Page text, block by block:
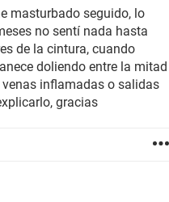
masturbado seguido, lo
no sentí nada hasta
de la cintura, cuando
doliendo entre la mitad
inflamadas o salidas
gracias